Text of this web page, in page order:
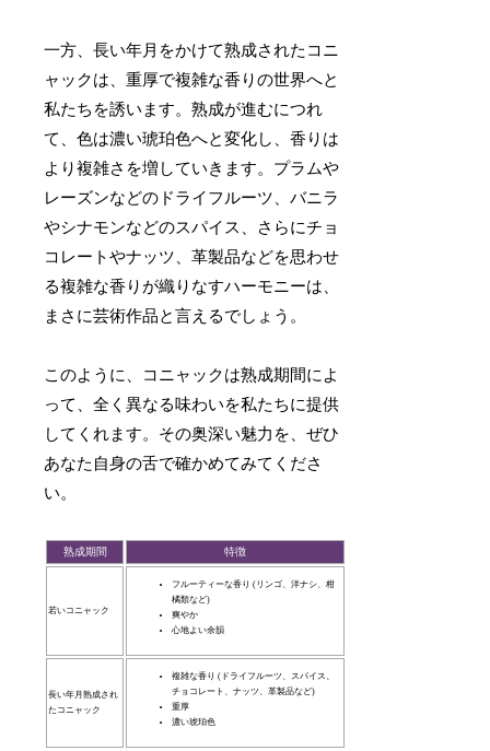
一方、長い年月をかけて熟成されたコニ
ャックは、重厚で複雑な香りの世界へと
私たちを誘います。熟成が進むにつれ
て、色は濃い琥珀色へと変化し、香りは
より複雑さを増していきます。プラムや
レーズンなどのドライフルーツ、バニラ
やシナモンなどのスパイス、さらにチョ
コレートやナッツ、革製品などを思わせ
る複雑な香りが織りなすハーモニーは、
まさに芸術作品と言えるでしょう。
このように、コニャックは熟成期間によ
って、全く異なる味わいを私たちに提供
してくれます。その奥深い魅力を、ぜひ
あなた自身の舌で確かめてみてくださ
い。
熟成期間 特徴
若いコニャック
フルーティーな香り (リンゴ、洋ナシ、柑
橘類など)
爽やか
心地よい余韻
長い年月熟成され
たコニャック
複雑な香り (ドライフルーツ、スパイス、
チョコレート、ナッツ、革製品など)
重厚
濃い琥珀色